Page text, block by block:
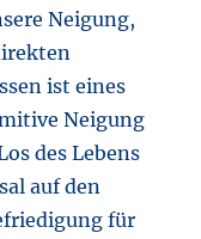
Neigung,
ist eines
Neigung
des Lebens
auf den
für